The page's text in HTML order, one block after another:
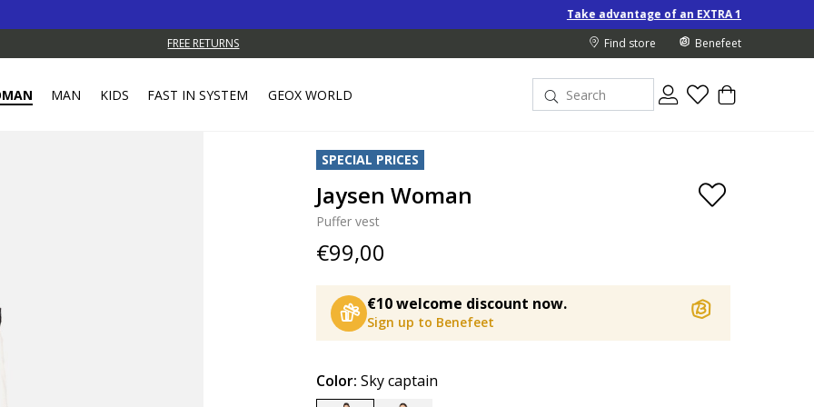
Take advantage of an EXTRA 10% off Special-Price products
FREE RETURNS Find store Benefeet
MAN KIDS FAST IN SYSTEM GEOX WORLD
SPECIAL PRICES
Jaysen Woman
Puffer vest
€99,00
€10 welcome discount now.
Sign up to Benefeet
Color: Sky captain